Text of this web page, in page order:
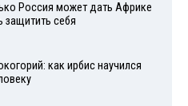
Россия может дать Африке
себя
как ирбис научился